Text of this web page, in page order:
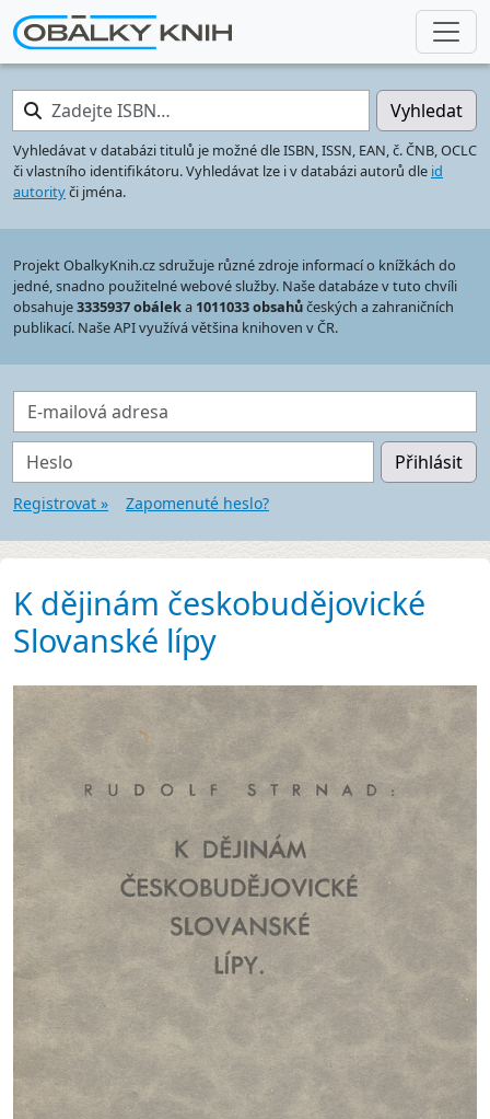
Zadejte ISBN… Vyhledat
Vyhledávat v databázi titulů je možné dle ISBN, ISSN, EAN, č. ČNB, OCLC
či vlastního identifikátoru. Vyhledávat lze i v databázi autorů dle id
autorityči jména.
Projekt ObalkyKnih.cz sdružuje různé zdroje informací o knížkách do
jedné, snadno použitelné webové služby. Naše databáze v tuto chvíli
obsahuje3335937 obáleka 1011033 obsahůčeských a zahraničních
publikací. Naše API využívá většina knihoven v ČR.
E-mailová adresa
Heslo Přihlásit
Registrovat » Zapomenuté heslo?
K dějinám českobudějovické
Slovanské lípy